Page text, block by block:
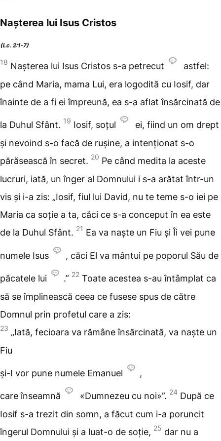
Nașterea lui Isus Cristos
(Lc. 2:1-7)
18 Nașterea lui Isus Cristos s-a petrecut
astfel:
pe când Maria, mama Lui, era logodită cu Iosif, dar
înainte de a fi ei împreună, ea s-a aflat însărcinată de
la Duhul Sfânt. 19 Iosif, soțul
ei, fiind un om drept
și nevoind s-o facă de rușine, a intenționat s-o
părăsească în secret. 20 Pe când medita la aceste
lucruri, iată, un înger al Domnului i s-a arătat într-un
vis și i-a zis: „Iosif, fiul lui David, nu te teme s-o iei pe
Maria ca soție a ta, căci ce s-a conceput în ea este
de la Duhul Sfânt. 21 Ea va naște un Fiu și Îi vei pune
numele Isus , căci El va mântui pe poporul Său de
păcatele lui .” 22 Toate acestea s-au întâmplat ca
să se împlinească ceea ce fusese spus de către
Domnul prin profetul care a zis:
23 „Iată, fecioara va rămâne însărcinată, va naște un
Fiu
și-I vor pune numele Emanuel ,
care înseamnă «Dumnezeu cu noi»”. 24 După ce
Iosif s-a trezit din somn, a făcut cum i-a poruncit
îngerul Domnului și a luat-o de soție, 25 dar nu a